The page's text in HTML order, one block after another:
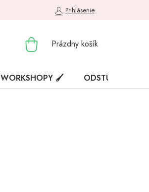
Prihlásenie
NÁKUPNÝ
Prázdny košík
WORKSHOPY 🖌️ ODSTÚPENIE